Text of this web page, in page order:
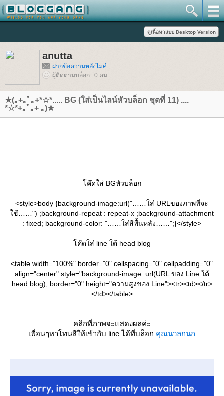
anutta
ฝากข้อความหลังไมค์
ผู้ติดตามบล็อก : 0 คน
★(｡+｡ﾟ｡+*☆*..... BG (ใส่เป็นไลน์หัวบล็อก ชุดที่ 11) ....
*☆*+｡ﾟ｡+ ｡)★
ค๊ดใส่ BGหัวบล็อก
<style>body {background-image:url("……ใส่ URLของภาพที่จะ
ช้……") ;background-repeat : repeat-x ;background-attachment
: fixed; background-color: "……ใส่สีพื้นหลัง……";}</style>
ค๊ดใส่ line ใต้ head blog
<table width="100%" border="0" cellspacing="0" cellpadding="0"
align="center" style="background-image: url(URL ของ Line ใต้
head blog); border="0" height="ความสูงของ Line"><tr><td></tr>
</td></table>
คลิกที่ภาพจะแสดงผลค่ะ
เพื่อนๆหาโทนสีให้เข้ากับ line ได้ที่บล็อก คุณนวลกนก